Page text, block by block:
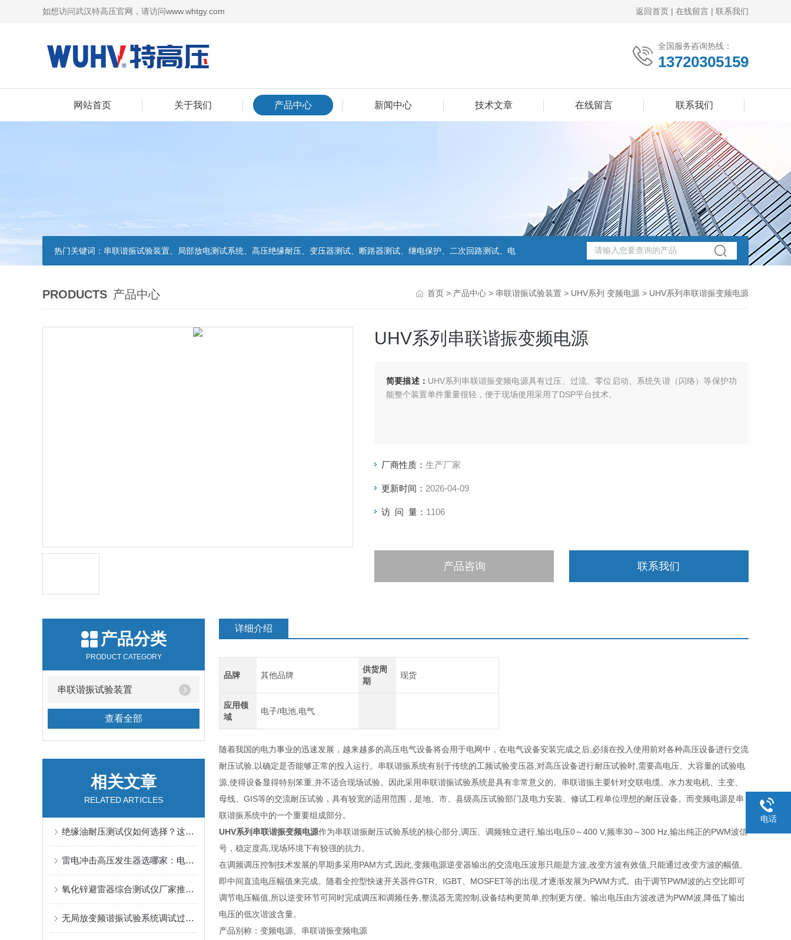
如想访问武汉特高压官网，请访问www.whtgy.com 返回首页 | 在线留言 | 联系我们
全国服务咨询热线：
13720305159
网站首页 关于我们 产品中心 新闻中心 技术文章 在线留言 联系我们
热门关键词： 串联谐振试验装置、局部放电测试系统、高压绝缘耐压、变压器测试、断路器测试、继电保护、二次回路测试、电
PRODUCTS 产品中心 首页 > 产品中心 > 串联谐振试验装置 > UHV系列 变频电源 > UHV系列串联谐振变频电源
UHV系列串联谐振变频电源
简要描述： UHV系列串联谐振变频电源具有过压、过流、零位启动、系统失谐（闪络）等保护功
能整个装置单件重量很轻，便于现场使用采用了DSP平台技术。
厂商性质： 生产厂家
更新时间： 2026-04-09
访 问 量： 1106
产品咨询 联系我们
产品分类
PRODUCT CATEGORY
串联谐振试验装置
查看全部
相关文章
RELATED ARTICLES
绝缘油耐压测试仪如何选择？这几个要点值得关注
雷电冲击高压发生器选哪家：电力设备绝缘的“雷电考场”与设备选型思考
氧化锌避雷器综合测试仪厂家推荐：这家企业以口碑赢得市场关注
无局放变频谐振试验系统调试过程中常见问题有哪些？
详细介绍
品牌 其他品牌
供货周
期
现货
应用领
域
电子/电池,电气
随着我国的电力事业的迅速发展，越来越多的高压电气设备将会用于电网中，在电气设备安装完成之后,必须在投入使用前对各种高压设备进行交流
耐压试验,以确定是否能够正常的投入运行。串联谐振系统有别于传统的工频试验变压器,对高压设备进行耐压试验时,需要高电压、大容量的试验电
源,使得设备显得特别笨重,并不适合现场试验。因此采用串联谐振试验系统是具有非常意义的。串联谐振主要针对交联电缆、水力发电机、主变、
母线、GIS等的交流耐压试验，具有较宽的适用范围，是地、市、县级高压试验部门及电力安装、修试工程单位理想的耐压设备。而变频电源是串
联谐振系统中的一个重要组成部分。
UHV系列串联谐振变频电源作为串联谐振耐压试验系统的核心部分,调压、调频独立进行,输出电压0～400 V,频率30～300 Hz,输出纯正的PWM波信
号，稳定度高,现场环境下有较强的抗力。
在调频调压控制技术发展的早期多采用PAM方式,因此,变频电源逆变器输出的交流电压波形只能是方波,改变方波有效值,只能通过改变方波的幅值,
即中间直流电压幅值来完成。随着全控型快速开关器件GTR、IGBT、MOSFET等的出现,才逐渐发展为PWM方式。由于调节PWM波的占空比即可
调节电压幅值,所以逆变环节可同时完成调压和调频任务,整流器无需控制,设备结构更简单,控制更方便。输出电压由方波改进为PWM波,降低了输出
电压的低次谐波含量。
产品别称：变频电源、串联谐振变频电源
电话